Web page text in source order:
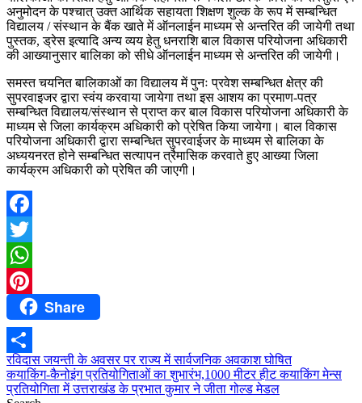
अनुमोदन के पश्चात् उक्त आर्थिक सहायता शिक्षण शुल्क के रूप में सम्बन्धित
विद्यालय / संस्थान के बैंक खाते में ऑनलाईन माध्यम से अन्तरित की जायेगी तथा
पुस्तक, ड्रेस इत्यादि अन्य व्यय हेतु धनराशि बाल विकास परियोजना अधिकारी
की आख्यानुसार बालिका को सीधे ऑनलाईन माध्यम से अन्तरित की जायेगी।
समस्त चयनित बालिकाओं का विद्यालय में पुनः प्रवेश सम्बन्धित क्षेत्र की
सुपरवाइजर द्वारा स्वंय करवाया जायेगा तथा इस आशय का प्रमाण-पत्र
सम्बन्धित विद्यालय/संस्थान से प्राप्त कर बाल विकास परियोजना अधिकारी के
माध्यम से जिला कार्यक्रम अधिकारी को प्रेषित किया जायेगा। बाल विकास
परियोजना अधिकारी द्वारा सम्बन्धित सुपरवाईजर के माध्यम से बालिका के
अध्ययनरत होने सम्बन्धित सत्यापन त्रैमासिक करवाते हुए आख्या जिला
कार्यक्रम अधिकारी को प्रेषित की जाएगी।
Facebook
Twitter
WhatsApp
PinterestShare
Share
Post
navigation
रविदास जयन्ती के अवसर पर राज्य में सार्वजनिक अवकाश घोषित
कयाकिंग-कैनोइंग प्रतियोगिताओं का शुभारंभ,1000 मीटर हीट कयाकिंग मेन्स
प्रतियोगिता में उत्तराखंड के प्रभात कुमार ने जीता गोल्ड मेडल